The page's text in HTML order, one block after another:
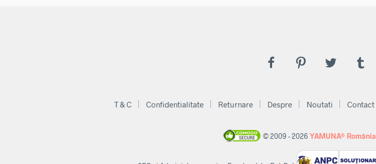
T & C Confidentialitate Returnare Despre Noutati Contact
© 2009 - 2026 YAMUNA® România